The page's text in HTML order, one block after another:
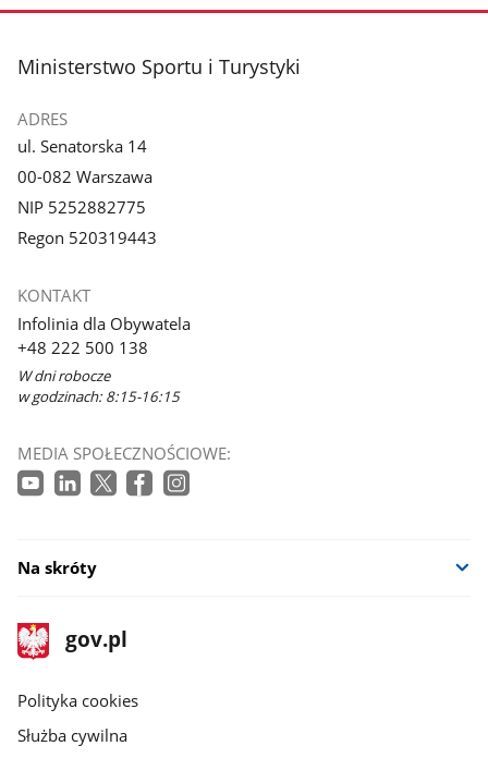
stopka
Ministerstwo Sportu i Turystyki
ADRES
ul. Senatorska 14
00-082 Warszawa
NIP 5252882775
Regon 520319443
KONTAKT
Infolinia dla Obywatela
+48 222 500 138
W dni robocze
w godzinach: 8:15-16:15
MEDIA SPOŁECZNOŚCIOWE:
Na skróty
stopka
gov.pl
Strona
gov.pl
gov.pl
Polityka cookies
Służba cywilna